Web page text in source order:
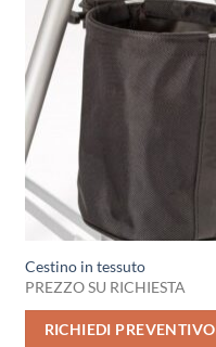
Cestino in tessuto
PREZZO SU RICHIESTA
RICHIEDI PREVENTIVO